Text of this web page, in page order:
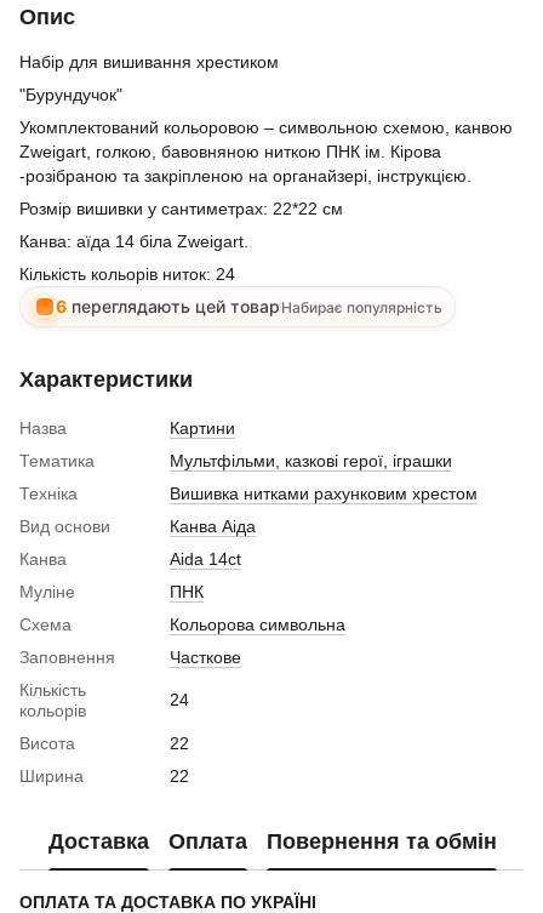
Опис
Набір для вишивання хрестиком
"Бурундучок"
Укомплектований кольоровою – символьною схемою, канвою
Zweigart, голкою, бавовняною ниткою ПНК ім. Кірова
-розібраною та закріпленою на органайзері, інструкцією.
Розмір вишивки у сантиметрах: 22*22 см
Канва: аїда 14 біла Zweigart.
Кількість кольорів ниток: 24
6 переглядають цей товар Набирає популярність
Характеристики
Назва
Картини
Тематика
Мультфільми, казкові герої, іграшки
Техніка
Вишивка нитками рахунковим хрестом
Вид основи
Канва Аіда
Канва
Aida 14ct
Муліне
ПНК
Схема
Кольорова символьна
Заповнення
Часткове
Кількість
кольорів
24
Висота
22
Ширина
22
Доставка Оплата Повернення та обмін
ОПЛАТА ТА ДОСТАВКА ПО УКРАЇНІ